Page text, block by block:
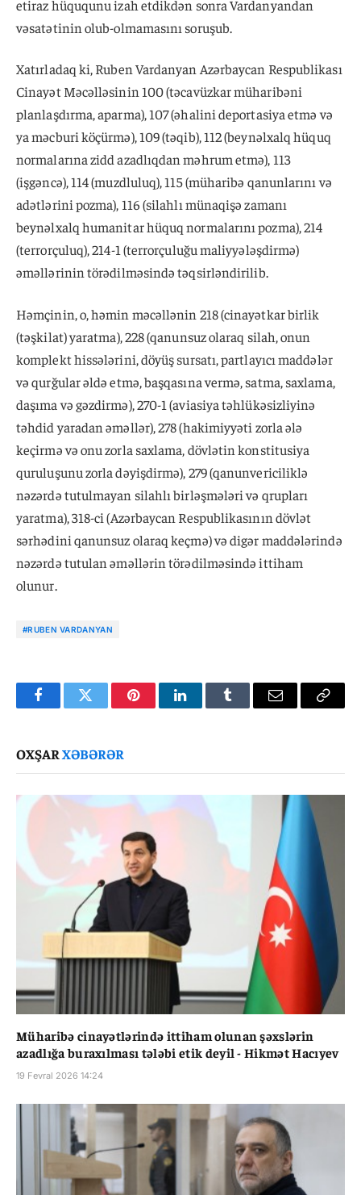
etiraz hüququnu izah etdikdən sonra Vardanyandan
vəsatətinin olub-olmamasını soruşub.
Xatırladaq ki, Ruben Vardanyan Azərbaycan Respublikası
Cinayət Məcəlləsinin 100 (təcavüzkar müharibəni
planlaşdırma, aparma), 107 (əhalini deportasiya etmə və
ya məcburi köçürmə), 109 (təqib), 112 (beynəlxalq hüquq
normalarına zidd azadlıqdan məhrum etmə), 113
(işgəncə), 114 (muzdluluq), 115 (müharibə qanunlarını və
adətlərini pozma), 116 (silahlı münaqişə zamanı
beynəlxalq humanitar hüquq normalarını pozma), 214
(terrorçuluq), 214-1 (terrorçuluğu maliyyələşdirmə)
əməllərinin törədilməsində təqsirləndirilib.
Həmçinin, o, həmin məcəllənin 218 (cinayətkar birlik
(təşkilat) yaratma), 228 (qanunsuz olaraq silah, onun
komplekt hissələrini, döyüş sursatı, partlayıcı maddələr
və qurğular əldə etmə, başqasına vermə, satma, saxlama,
daşıma və gəzdirmə), 270-1 (aviasiya təhlükəsizliyinə
təhdid yaradan əməllər), 278 (hakimiyyəti zorla ələ
keçirmə və onu zorla saxlama, dövlətin konstitusiya
quruluşunu zorla dəyişdirmə), 279 (qanunvericiliklə
nəzərdə tutulmayan silahlı birləşmələri və qrupları
yaratma), 318-ci (Azərbaycan Respublikasının dövlət
sərhədini qanunsuz olaraq keçmə) və digər maddələrində
nəzərdə tutulan əməllərin törədilməsində ittiham
olunur.
#RUBEN VARDANYAN
FacebookTwitter PinterestLinkedInTumblr Email
Copy
OXŞARXƏBƏRƏR
Müharibə cinayətlərində ittiham olunan şəxslərin
azadlığa buraxılması tələbi etik deyil - Hikmət Hacıyev
19 Fevral 2026 14:24